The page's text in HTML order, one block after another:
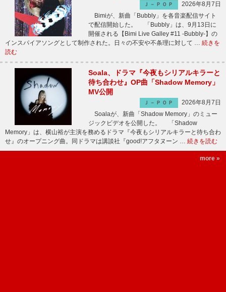
Ｊ－ＰＯＰ
2026年8月7日
Bimiが、新曲「Bubbly」を各音楽配信サイト
で配信開始した。 「Bubbly」は、9月13日に
開催される【Bimi Live Galley #11 -Bubbly-】の
インスパイアソングとして制作された。日々の不安や不条理に対して … 続きを
読む
Soala、ドラマ『今夜もシリアルキラーと
待ち合わせ』OP曲「Shadow Memory」
MV公開
Ｊ－ＰＯＰ
2026年8月7日
Soalaが、新曲「Shadow Memory」のミュー
ジックビデオを公開した。 「Shadow
Memory」は、横山裕が主演を務めるドラマ『今夜もシリアルキラーと待ち合わ
せ』のオープニング曲。同ドラマは講談社『good!アフタヌーン … 続きを読む
more »